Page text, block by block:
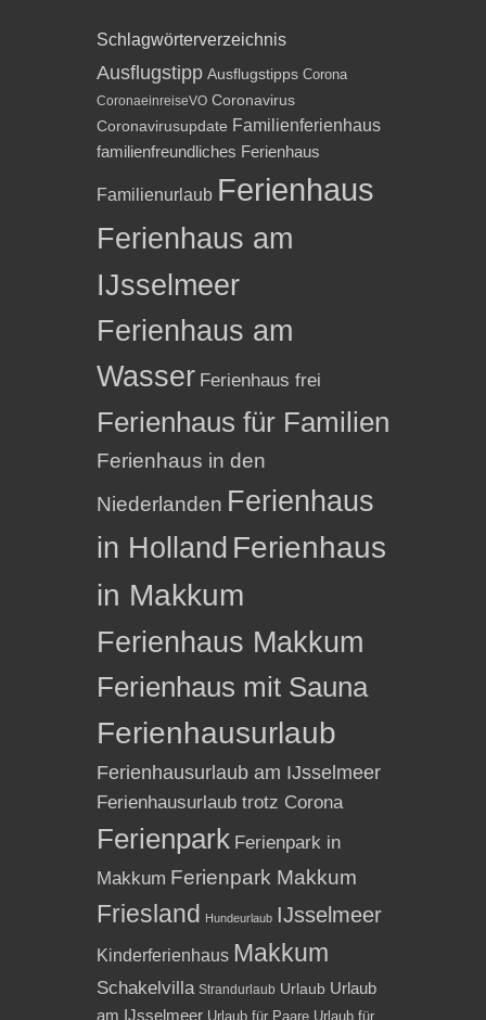
Schlagwörterverzeichnis
Ausflugstipp Ausflugstipps Corona
CoronaeinreiseVO Coronavirus
Coronavirusupdate Familienferienhaus
familienfreundliches Ferienhaus
Familienurlaub Ferienhaus
Ferienhaus am
IJsselmeer
Ferienhaus am
Wasser Ferienhaus frei
Ferienhaus für Familien
Ferienhaus in den
Niederlanden Ferienhaus
in Holland Ferienhaus
in Makkum
Ferienhaus Makkum
Ferienhaus mit Sauna
Ferienhausurlaub
Ferienhausurlaub am IJsselmeer
Ferienhausurlaub trotz Corona
Ferienpark Ferienpark in
Makkum Ferienpark Makkum
Friesland Hundeurlaub IJsselmeer
Kinderferienhaus Makkum
Schakelvilla Strandurlaub Urlaub Urlaub
am IJsselmeer Urlaub für Paare Urlaub für